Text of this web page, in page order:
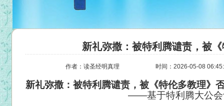
新礼弥撒：被特利腾谴责，被
作者：读圣经明真理 时间：2026-05-08
新礼弥撒：被特利腾谴责，被《特伦多教理》
——基于特利腾大公会